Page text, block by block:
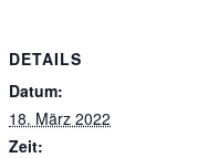
DETAILS
Datum:
18. März 2022
Zeit: